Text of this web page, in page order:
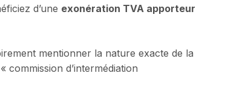
d’une exonération TVA apporteur
mentionner la nature exacte de la
commission d’intermédiation